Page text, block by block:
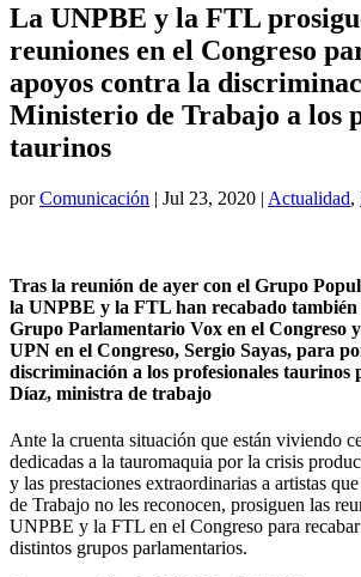
La UNPBE y la FTL
reuniones en el Congreso
apoyos contra la
Ministerio de Trabajo a los
taurinos
porComunicación | Jul 23, 2020 | Actualidad,
Tras la reunión de ayer con el Grupo
la UNPBE y la FTL han recabado también
Grupo Parlamentario Vox en el Congreso
UPN en el Congreso, Sergio Sayas, para
discriminación a los profesionales taurinos
Díaz, ministra de trabajo
Ante la cruenta situación que están viviendo
dedicadas a la tauromaquia por la crisis
y las prestaciones extraordinarias a artistas
de Trabajo no les reconocen, prosiguen las
UNPBE y la FTL en el Congreso para
distintos grupos parlamentarios.